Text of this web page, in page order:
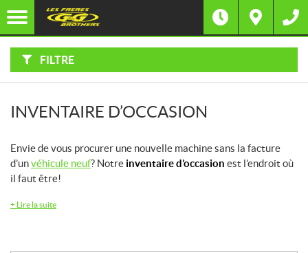
FILTRE
F
I
L
T
R
Filtre
Catégorie
Prix
Inventaire
INVENTAIRE D’OCCASION
Envie de vous procurer une nouvelle machine sans la facture
d’unvéhicule neuf? Notre inventaire d’occasion est l’endroit où
il faut être!
+ Lire la suite